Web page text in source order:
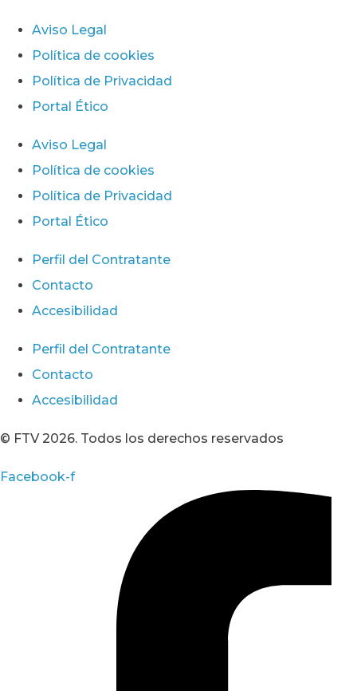
Aviso Legal
Política de cookies
Política de Privacidad
Portal Ético
Aviso Legal
Política de cookies
Política de Privacidad
Portal Ético
Perfil del Contratante
Contacto
Accesibilidad
Perfil del Contratante
Contacto
Accesibilidad
© FTV 2026. Todos los derechos reservados
Facebook-f